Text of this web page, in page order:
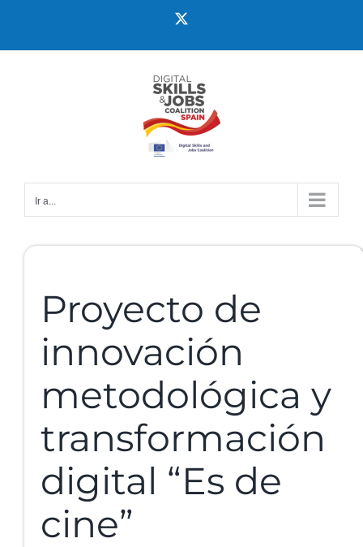
Ir a...
Proyecto de
innovación
metodológica y
transformación
digital “Es de
cine”